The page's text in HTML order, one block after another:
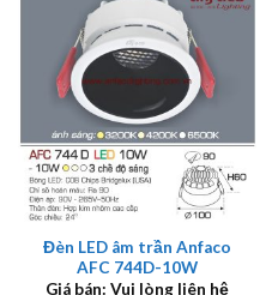
Đèn LED âm trần Anfaco
AFC 744D-10W
Giá bán: Vui lòng liên hệ